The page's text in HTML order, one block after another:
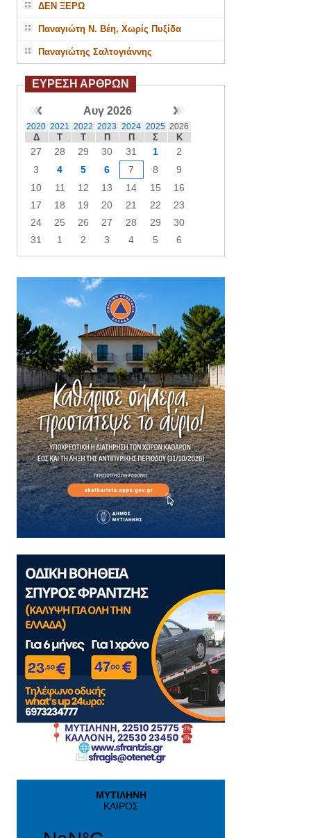
ΔΕΝ ΞΕΡΩ
Παναγιώτη Ν. Βέη, Χωρίς Πυξίδα
Παναγιώτης Σαλτογιάννης
ΕΥΡΕΣΗ ΑΡΘΡΩΝ
Αυγ 2026
2020 2021 2022 2023 2024 2025 2026
Δ Τ Τ Π Π Σ Κ
27 28 29 30 31 1
2
3
4 5 6 7 8
9
10
11 12 13 14 15
16
17
18 19 20 21 22
23
24
25 26 27 28 29
30
31
1 2 3 4 5 6